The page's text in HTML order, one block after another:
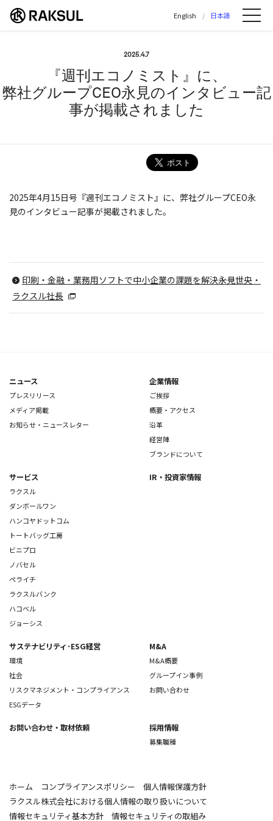
ラクスル株式会社 | ラクスル株式会社の公
English 日本語
2025.4.7
『週刊エコノミスト』に、
弊社グループCEO永見のインタビュー記
事が掲載されました
2025年4月15日号『週刊エコノミスト』に、弊社グループCEO永
見のインタビュー記事が掲載されました。
印刷・金融・業務用ソフトで中小企業の課題を解決――永見世央・
ラクスル社長
ニュース
プレスリリース
メディア掲載
お知らせ・ニュースレター
企業情報
ご挨拶
概要・アクセス
沿革
経営陣
ブランドについて
サービス
ラクスル
ダンボールワン
ハンコヤドットコム
トートバッグ工房
ビニプロ
ノバセル
ペライチ
ラクスルバンク
ハコベル
ジョーシス
IR・投資家情報
サステナビリティ･ESG経営
環境
社会
リスクマネジメント・コンプライアンス
ESGデータ
M&A
M&A概要
グループイン事例
お問い合わせ
お問い合わせ ・取材依頼 採用情報
募集職種
ホーム コンプライアンスポリシー
個人情報保護方針
ラクスル株式会社における個人情報の取り扱いについて
情報セキュリティ基本方針
情報セキュリティの取組み